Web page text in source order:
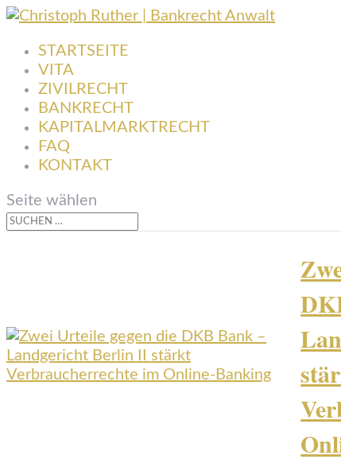
STARTSEITE
VITA
ZIVILRECHT
BANKRECHT
KAPITALMARKTRECHT
FAQ
KONTAKT
Seite wählen